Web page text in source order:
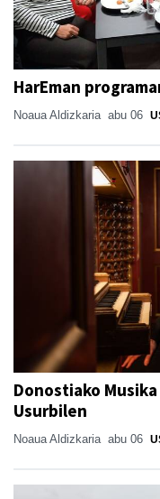
HarEman
Noaua Aldizkaria abu 06
Donostiako
Usurbilen
Noaua Aldizkaria abu 06